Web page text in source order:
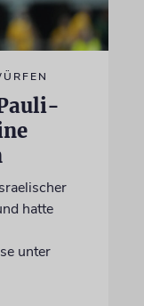
hatte
unter